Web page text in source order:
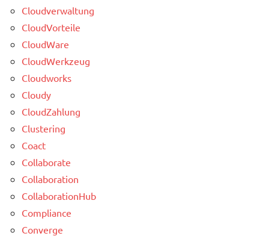
Cloudverwaltung
CloudVorteile
CloudWare
CloudWerkzeug
Cloudworks
Cloudy
CloudZahlung
Clustering
Coact
Collaborate
Collaboration
CollaborationHub
Compliance
Converge